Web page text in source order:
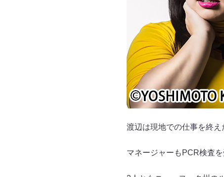
渡辺は現地での仕事を終
マネージャーもPCR検査